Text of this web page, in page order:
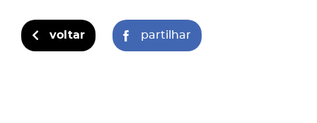
voltar partilhar